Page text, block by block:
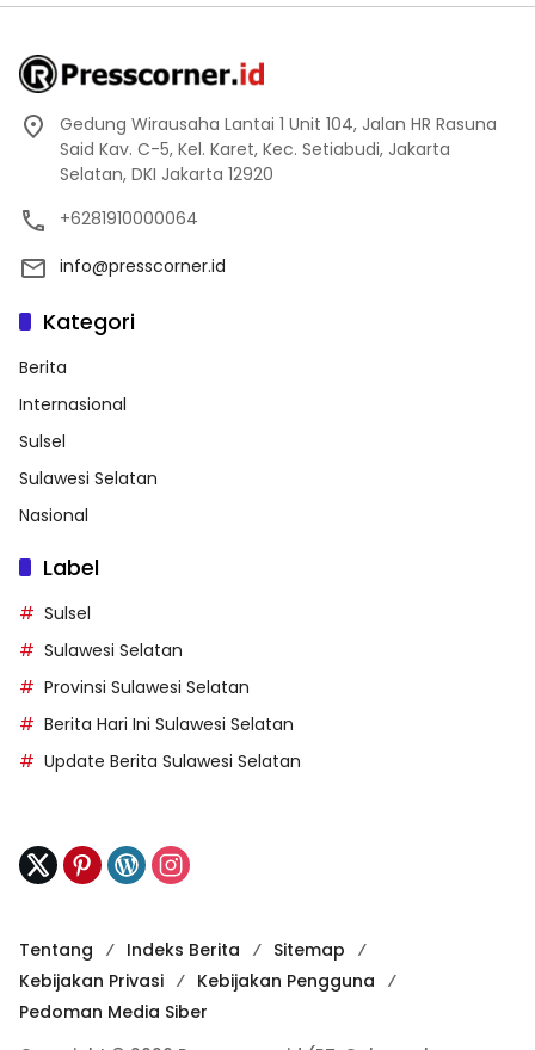
Gedung Wirausaha Lantai 1 Unit 104, Jalan HR Rasuna
Said Kav. C-5, Kel. Karet, Kec. Setiabudi, Jakarta
Selatan, DKI Jakarta 12920
+6281910000064
info@presscorner.id
Kategori
Berita
Internasional
Sulsel
Sulawesi Selatan
Nasional
Label
Sulsel
Sulawesi Selatan
Provinsi Sulawesi Selatan
Berita Hari Ini Sulawesi Selatan
Update Berita Sulawesi Selatan
Tentang Indeks Berita
Sitemap
Kebijakan Privasi
Kebijakan Pengguna
Pedoman Media Siber